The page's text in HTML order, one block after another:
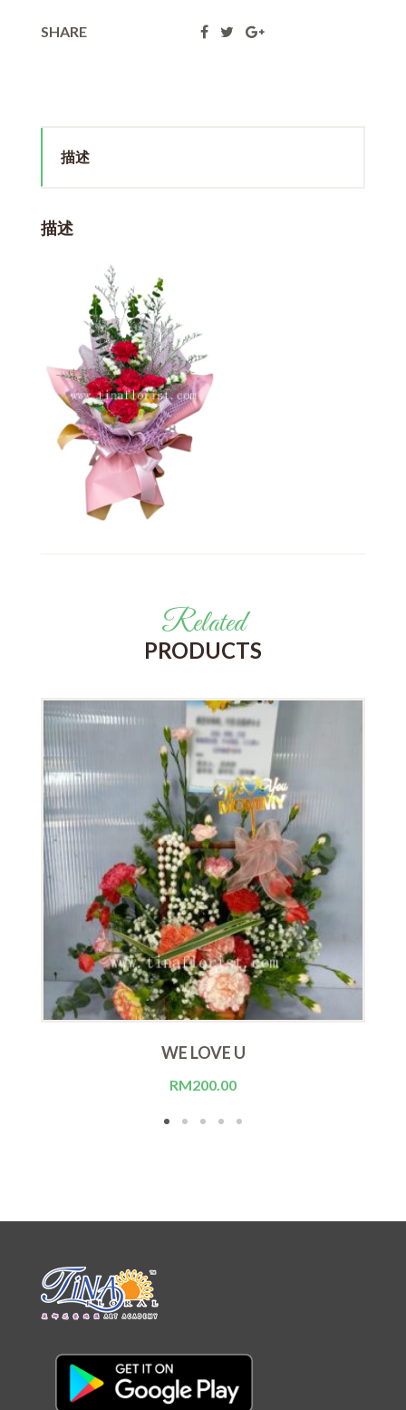
SHARE
描述
描述
Related
PRODUCTS
WE LOVE U
RM200.00